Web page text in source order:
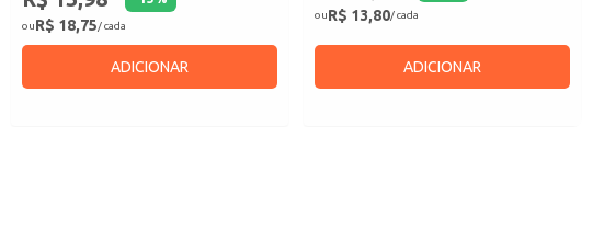
ouR$ 18,75/ cada
ADICIONAR
ouR$ 13,80/ cada
ADICIONAR